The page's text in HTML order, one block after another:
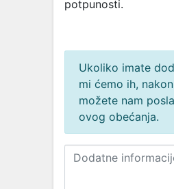
potpunosti.
Ukoliko imate
mi ćemo ih,
možete nam
ovog obećanja.